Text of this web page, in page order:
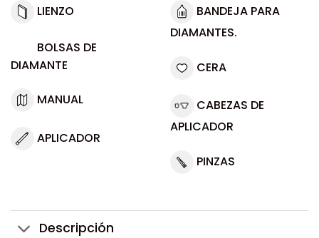
LIENZO
BOLSAS DE
DIAMANTE
MANUAL
APLICADOR
BANDEJA PARA
DIAMANTES.
CERA
CABEZAS DE
APLICADOR
PINZAS
Descripción